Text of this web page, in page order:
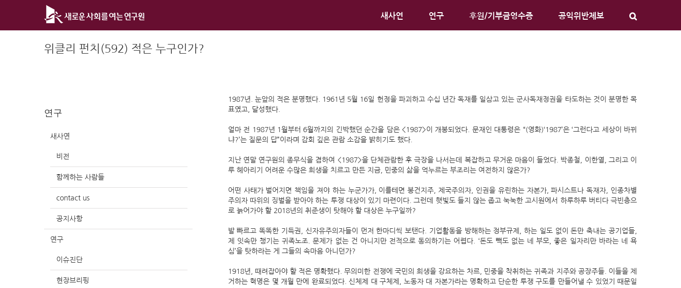
새사연 연구 후원/기부금영수증 공익위반제보
위클리 펀치(592) 적은 누구인가?
1987년. 눈앞의 적은 분명했다. 1961년 5월 16일 헌정을 파괴하고 수십 년간 독재를 일삼고 있는 군사독재정권을 타도하는 것이 분명한 목
표였고, 달성했다.
얼마 전 1987년 1월부터 6월까지의 긴박했던 순간을 담은 <1987>이 개봉되었다. 문재인 대통령은 “(영화)‘1987’은 ‘그런다고 세상이 바뀌
냐?’는 질문의 답”이라며 감회 깊은 관람 소감을 밝히기도 했다.
지난 연말 연구원의 종무식을 겸하여 <1987>을 단체관람한 후 극장을 나서는데 복잡하고 무거운 마음이 들었다. 박종철, 이한열, 그리고 이
루 헤아리기 어려운 수많은 희생을 치르고 만든 지금, 민중의 삶을 억누르는 부조리는 여전하지 않은가?
어떤 사태가 벌어지면 책임을 져야 하는 누군가가, 이를테면 봉건지주, 제국주의자, 인권을 유린하는 자본가, 파시스트나 독재자, 인종차별
주의자 따위의 징벌을 받아야 하는 투쟁 대상이 있기 마련이다. 그런데 햇빛도 들지 않는 좁고 눅눅한 고시원에서 하루하루 버티다 극빈층으
로 늙어가야 할 2018년의 취준생이 탓해야 할 대상은 누구일까?
발 빠르고 똑똑한 기득권, 신자유주의자들이 먼저 한마디씩 보탠다. 기업활동을 방해하는 정부규제, 하는 일도 없이 돈만 축내는 공기업들,
제 잇속만 챙기는 귀족노조. 문제가 없는 건 아니지만 전적으로 동의하기는 어렵다. ‘돈도 빽도 없는 네 부모, 좋은 일자리만 바라는 네 욕
심’을 탓하라는 게 그들의 속마음 아니던가?
1918년, 때려잡아야 할 적은 명확했다. 무의미한 전쟁에 국민의 희생을 강요하는 차르, 민중을 착취하는 귀족과 지주와 공장주들. 이들을 제
거하는 혁명은 몇 개월 만에 완료되었다. 신체제 대 구체제, 노동자 대 자본가라는 명확하고 단순한 투쟁 구도를 만들어낼 수 있었기 때문일
연구
새사연
비전
함께하는 사람들
contact us
공지사항
연구
이슈진단
현장브리핑